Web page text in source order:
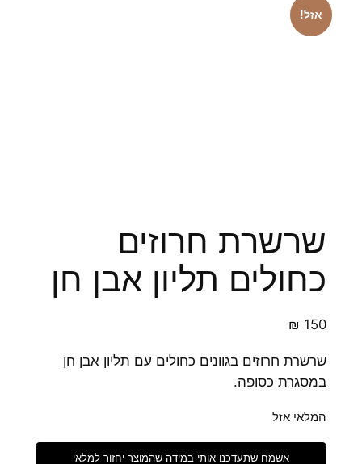
אזל!
שרשרת חרוזים
כחולים תליון אבן חן
₪ 150
שרשרת חרוזים בגוונים כחולים עם תליון אבן חן
במסגרת כסופה.
המלאי אזל
אשמח שתעדכנו אותי במידה שהמוצר יחזור למלאי